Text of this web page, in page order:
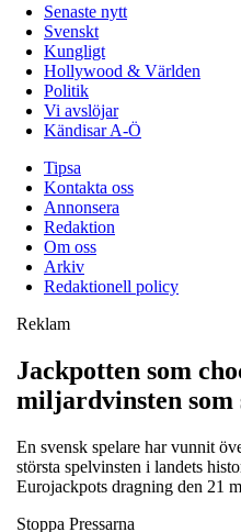
Senaste nytt
Svenskt
Kungligt
Hollywood & Världen
Politik
Vi avslöjar
Kändisar A-Ö
Tipsa
Kontakta oss
Annonsera
Redaktion
Om oss
Arkiv
Redaktionell policy
Reklam
Jackpotten som
miljardvinsten som
En svensk spelare har vunnit
största spelvinsten i landets
Eurojackpots dragning den 21
Stoppa Pressarna